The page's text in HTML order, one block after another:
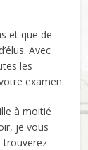
et que de
Avec
les
examen.
à moitié
je vous
trouverez